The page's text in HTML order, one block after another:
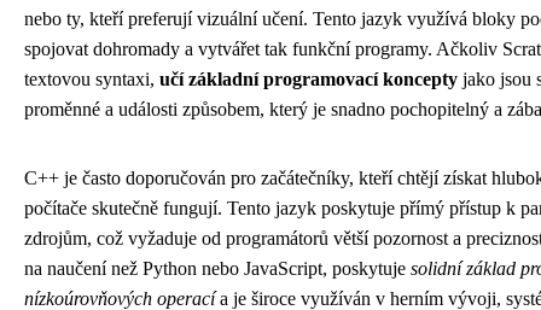
nebo ty, kteří preferují vizuální učení. Tento jazyk využívá bloky
spojovat dohromady a vytvářet tak funkční programy. Ačkoliv
textovou syntaxi, učí základní programovací koncepty jako jsou
proměnné a události způsobem, který je snadno pochopitelný a
C++ je často doporučován pro začátečníky, kteří chtějí získat
počítače skutečně fungují. Tento jazyk poskytuje přímý přístup k
zdrojům, což vyžaduje od programátorů větší pozornost a
na naučení než Python nebo JavaScript, poskytuje solidní základ
nízkoúrovňových operacía je široce využíván v herním vývoji,